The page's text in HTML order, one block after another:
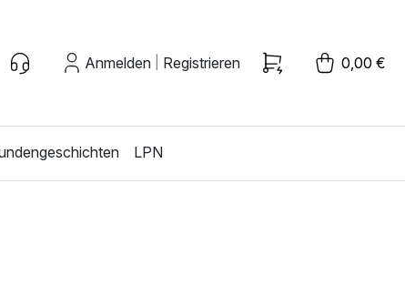
Anmelden Registrieren 0,00 €
LPN